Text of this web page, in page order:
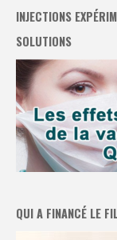
INJECTIONS
SOLUTIONS
QUI A FINANCÉ LE